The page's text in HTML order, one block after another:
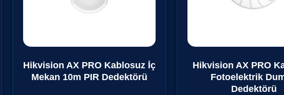
Hikvision AX PRO Kablosuz İç
Mekan 10m PIR Dedektörü
Hikvision AX PRO
Fotoelektrik
Dedektörü